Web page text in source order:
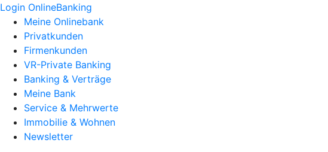
Login OnlineBanking
Meine Onlinebank
Privatkunden
Firmenkunden
VR-Private Banking
Banking & Verträge
Meine Bank
Service & Mehrwerte
Immobilie & Wohnen
Newsletter